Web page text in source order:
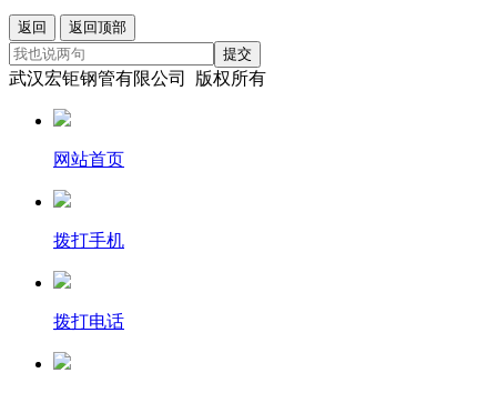
返回
返回顶部
提交
武汉宏钜钢管有限公司 版权所有
网站首页
拨打手机
拨打电话